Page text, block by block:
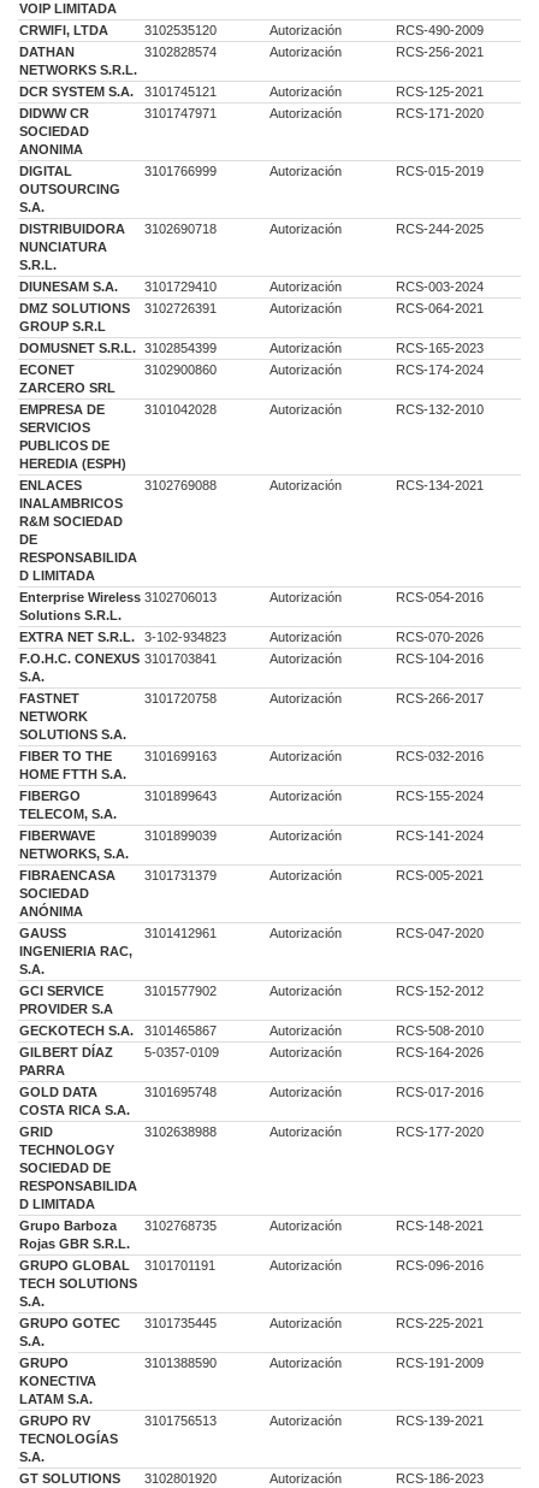
VOIP LIMITADA
CRWIFI, LTDA 3102535120 Autorización
RCS-490-2009
DATHAN
NETWORKS S.R.L.
3102828574 Autorización RCS-256-2021
DCR SYSTEM S.A. 3101745121 Autorización
RCS-125-2021
DIDWW CR
SOCIEDAD
ANONIMA
3101747971 Autorización RCS-171-2020
DIGITAL
OUTSOURCING
S.A.
3101766999 Autorización RCS-015-2019
DISTRIBUIDORA
NUNCIATURA
S.R.L.
3102690718 Autorización RCS-244-2025
DIUNESAM S.A. 3101729410 Autorización
RCS-003-2024
DMZ SOLUTIONS
GROUP S.R.L
3102726391 Autorización RCS-064-2021
DOMUSNET S.R.L. 3102854399 Autorización
RCS-165-2023
ECONET
ZARCERO SRL
3102900860 Autorización RCS-174-2024
EMPRESA DE
SERVICIOS
PUBLICOS DE
HEREDIA (ESPH)
3101042028 Autorización RCS-132-2010
ENLACES
INALAMBRICOS
R&M SOCIEDAD
DE
RESPONSABILIDA
D LIMITADA
3102769088 Autorización RCS-134-2021
Enterprise Wireless
Solutions S.R.L.
3102706013 Autorización RCS-054-2016
EXTRA NET S.R.L. 3-102-934823 Autorización
RCS-070-2026
F.O.H.C. CONEXUS
S.A.
3101703841 Autorización RCS-104-2016
FASTNET
NETWORK
SOLUTIONS S.A.
3101720758 Autorización RCS-266-2017
FIBER TO THE
HOME FTTH S.A.
3101699163 Autorización RCS-032-2016
FIBERGO
TELECOM, S.A.
3101899643 Autorización RCS-155-2024
FIBERWAVE
NETWORKS, S.A.
3101899039 Autorización RCS-141-2024
FIBRAENCASA
SOCIEDAD
ANÓNIMA
3101731379 Autorización RCS-005-2021
GAUSS
INGENIERIA RAC,
S.A.
3101412961 Autorización RCS-047-2020
GCI SERVICE
PROVIDER S.A
3101577902 Autorización RCS-152-2012
GECKOTECH S.A. 3101465867 Autorización
RCS-508-2010
GILBERT DÍAZ
PARRA
5-0357-0109 Autorización RCS-164-2026
GOLD DATA
COSTA RICA S.A.
3101695748 Autorización RCS-017-2016
GRID
TECHNOLOGY
SOCIEDAD DE
RESPONSABILIDA
D LIMITADA
3102638988 Autorización RCS-177-2020
Grupo Barboza
Rojas GBR S.R.L.
3102768735 Autorización RCS-148-2021
GRUPO GLOBAL
TECH SOLUTIONS
S.A.
3101701191 Autorización RCS-096-2016
GRUPO GOTEC
S.A.
3101735445 Autorización RCS-225-2021
GRUPO
KONECTIVA
LATAM S.A.
3101388590 Autorización RCS-191-2009
GRUPO RV
TECNOLOGÍAS
S.A.
3101756513 Autorización RCS-139-2021
GT SOLUTIONS
3102801920 Autorización RCS-186-2023